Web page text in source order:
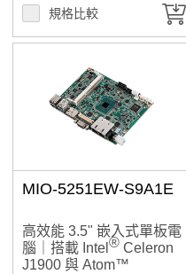
規格比較
MIO-5251EW-S9A1E
高效能 3.5" 嵌入式單板電
腦｜搭載 Intel® Celeron
J1900 與 Atom™